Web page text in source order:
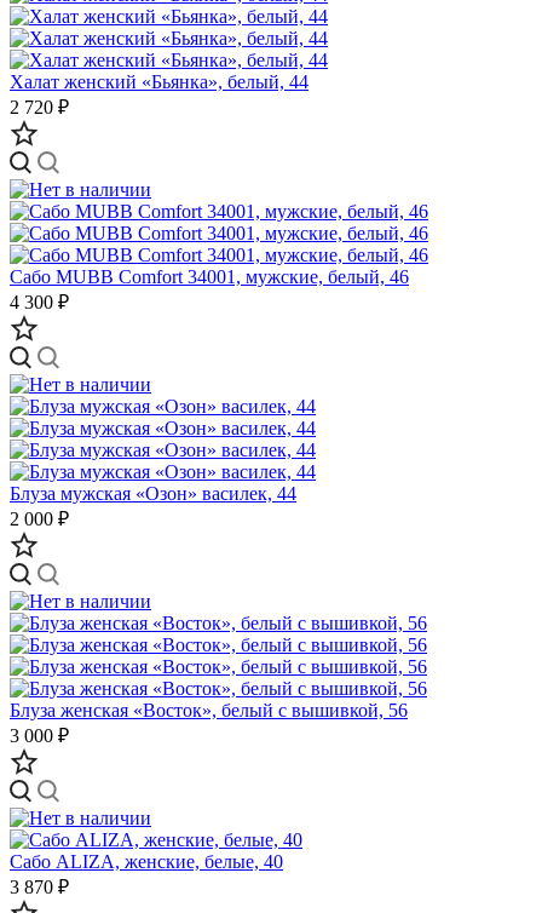
Халат женский «Бьянка», белый, 44
2 720 ₽
Сабо MUBB Comfort 34001, мужские, белый, 46
4 300 ₽
Блуза мужская «Озон» василек, 44
2 000 ₽
Блуза женская «Восток», белый c вышивкой, 56
3 000 ₽
Сабо ALIZA, женские, белые, 40
3 870 ₽